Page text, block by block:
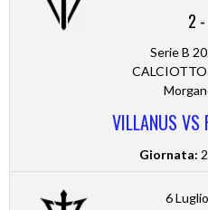
2 -
Serie B
VILLANUS VS
Giornata:
6